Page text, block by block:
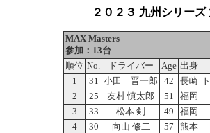
２０２３ 九州シリー
MAX Masters
参加：13台
順位 No. ドライバー Age 出身
1
31 小田 晋一郎 42 長崎
2
25 友村 慎太郎 51
福岡
3
33 松本 剣 49
福岡
4
30 向山 修二 57
熊本